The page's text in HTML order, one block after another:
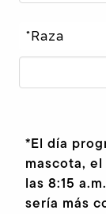
*Raza
*El día
mascota,
las 8:15
sería más